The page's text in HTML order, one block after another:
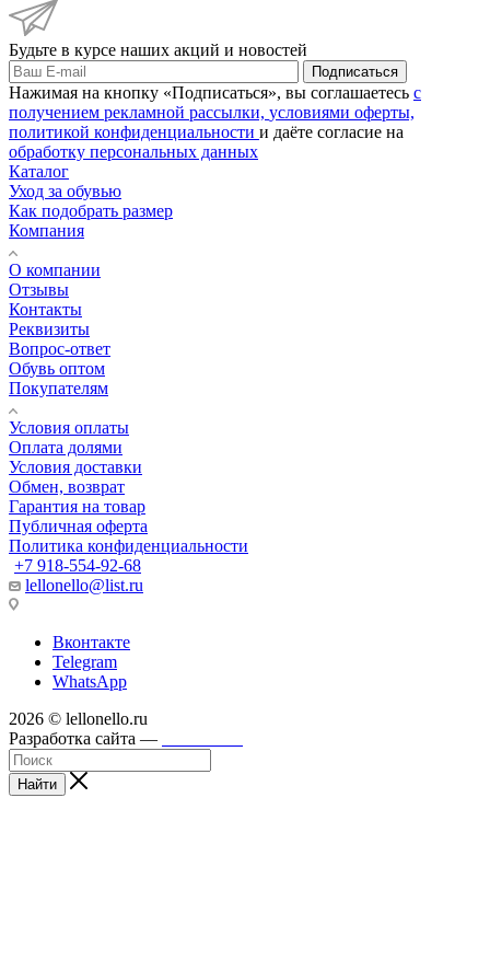
Будьте в курсе наших акций и новостей
Подписаться
Нажимая на кнопку «Подписаться», вы соглашаетесь с
получением рекламной рассылки, условиями оферты,
политикой конфиденциальности и даёте согласие на
обработку персональных данных
Каталог
Уход за обувью
Как подобрать размер
Компания
О компании
Отзывы
Контакты
Реквизиты
Вопрос-ответ
Обувь оптом
Покупателям
Условия оплаты
Оплата долями
Условия доставки
Обмен, возврат
Гарантия на товар
Публичная оферта
Политика конфиденциальности
+7 918-554-92-68
lellonello@list.ru
Вконтакте
Telegram
WhatsApp
2026 © lellonello.ru
Разработка сайта —
Найти